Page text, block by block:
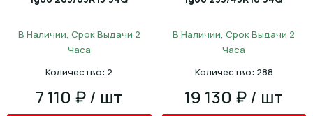
В Наличии, Срок Выдачи 2
Часа
Количество: 2
7 110 ₽ / шт
В Наличии, Срок Выдачи 2
Часа
Количество: 288
19 130 ₽ / шт